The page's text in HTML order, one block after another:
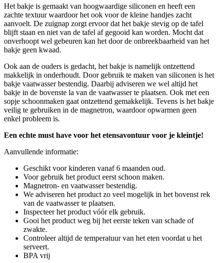
Het bakje is gemaakt van hoogwaardige siliconen en heeft een
zachte textuur waardoor het ook voor de kleine handjes zacht
aanvoelt. De zuignap zorgt ervoor dat het bakje stevig op de tafel
blijft staan en niet van de tafel af gegooid kan worden. Mocht dat
onverhoopt wel gebeuren kan het door de onbreekbaarheid van het
bakje geen kwaad.
Ook aan de ouders is gedacht, het bakje is namelijk ontzettend
makkelijk in onderhoudt. Door gebruik te maken van siliconen is het
bakje vaatwasser bestendig. Daarbij adviseren we wel altijd het
bakje in de bovenste la van de vaatwasser te plaatsen. Ook met een
sopje schoonmaken gaat ontzettend gemakkelijk. Tevens is het bakje
veilig te gebruiken in de magnetron, waardoor opwarmen geen
enkel probleem is.
Een echte must have voor het etensavontuur voor je kleintje!
Aanvullende informatie:
Geschikt voor kinderen vanaf 6 maanden oud.
Voor gebruik het product eerst schoon maken.
Magnetron- en vaatwasser bestendig.
We adviseren het product zo veel mogelijk in het bovenst rek
van de vaatwasser te plaatsen.
Inspecteer het product vóór elk gebruik.
Gooi het product weg bij het eerste teken van schade of
zwakte.
Controleer altijd de temperatuur van het eten voordat u het
serveert.
BPA vrij